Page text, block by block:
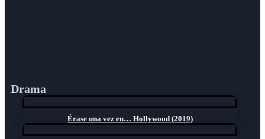
Drama
Érase una vez en… Hollywood (2019)